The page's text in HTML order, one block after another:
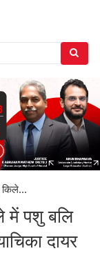
किले...
में पशु बलि
दायर